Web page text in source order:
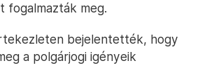
fogalmazták meg.
bejelentették, hogy
a polgárjogi igényeik